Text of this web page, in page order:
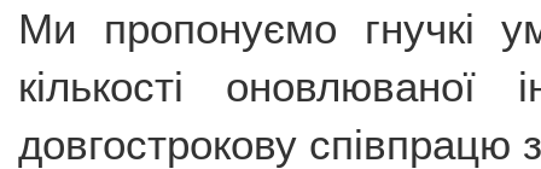
Ми пропонуємо гнучкі
кількості оновлюваної
довгострокову співпрацю